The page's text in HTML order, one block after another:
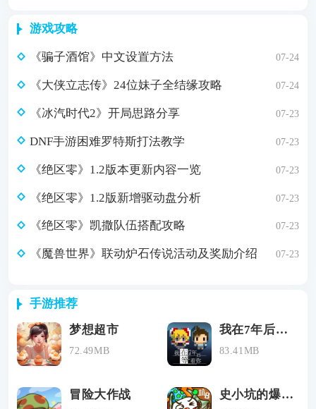
游戏攻略
《骗子酒馆》中文设置方法 07-24
《大侠立志传》24位妹子全结缘攻略 07-24
《冰汽时代2》开局思路分享 07-23
DNF手游困难罗特斯打法教学 07-23
《绝区零》1.2版本更新内容一览 07-23
《绝区零》1.2版新增驱动盘分析 07-23
《绝区零》凯撒队伍搭配攻略 07-23
《魔兽世界》联动炉石传说活动及奖励介绍 07-23
手游推荐
梦想超市
72.49MB
我在7年后等着你
83.41MB
冒险大作战 史小坑的爆笑生活8